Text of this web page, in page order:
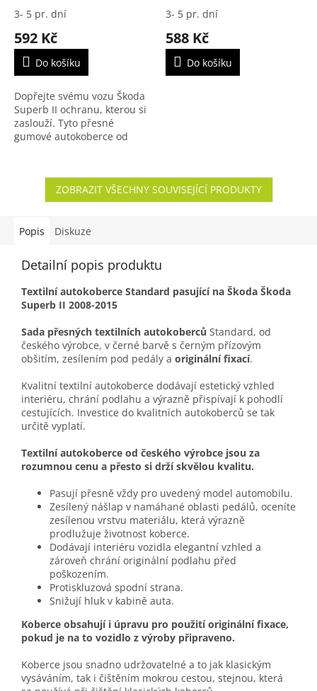
2015) – Sada 4 ks
3- 5 pr. dní
592 Kč
Do košíku
Dopřejte svému vozu Škoda
Superb II ochranu, kterou si
zaslouží. Tyto přesné
gumové autokoberce od
vozu, jsou zcela bez zápachu
3- 5 pr. dní
588 Kč
Do košíku
ZOBRAZIT VŠECHNY SOUVISEJÍCÍ PRODUKTY
Popis Diskuze
Detailní popis produktu
Textilní autokoberce Standard pasující na Škoda Škoda
Superb II 2008-2015
Sada přesných textilních autokoberců Standard, od
českého výrobce, v černé barvě s černým přízovým
obšitím, zesílením pod pedály a originální fixací.
Kvalitní textilní autokoberce dodávají estetický vzhled
interiéru, chrání podlahu a výrazně přispívají k pohodlí
cestujících. Investice do kvalitních autokoberců se tak
určitě vyplatí.
Textilní autokoberce od českého výrobce jsou za
rozumnou cenu a přesto si drží skvělou kvalitu.
Pasují přesně vždy pro uvedený model automobilu.
Zesílený nášlap v namáhané oblasti pedálů, oceníte
zesílenou vrstvu materiálu, která výrazně
prodlužuje životnost koberce.
Dodávají interiéru vozidla elegantní vzhled a
zároveň chrání originální podlahu před
poškozením.
Protiskluzová spodní strana.
Snižují hluk v kabině auta.
Koberce obsahují i úpravu pro použití originální fixace,
pokud je na to vozidlo z výroby připraveno.
Koberce jsou snadno udržovatelné a to jak klasickým
vysáváním, tak i čištěním mokrou cestou, stejnou, která